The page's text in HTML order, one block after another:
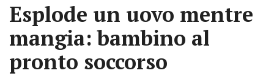
Esplode un uovo mentre
mangia: bambino al
pronto soccorso